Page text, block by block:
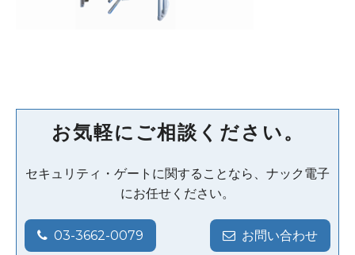
お気軽にご相談ください。
セキュリティ・ゲートに関することなら、ナック電子
にお任せください。
03-3662-0079 お問い合わせ